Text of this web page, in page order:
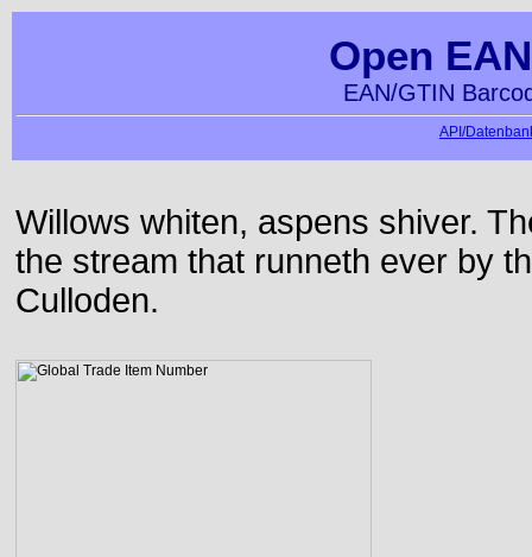
Open
EAN/GTIN
API/
Willows whiten, aspens shiver.
the stream that runneth ever by
Culloden.